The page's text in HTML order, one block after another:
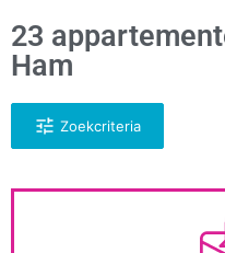
23
Ham
Zoekcriteria